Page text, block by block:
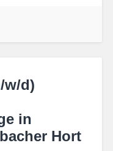
w/d)
in
Hort